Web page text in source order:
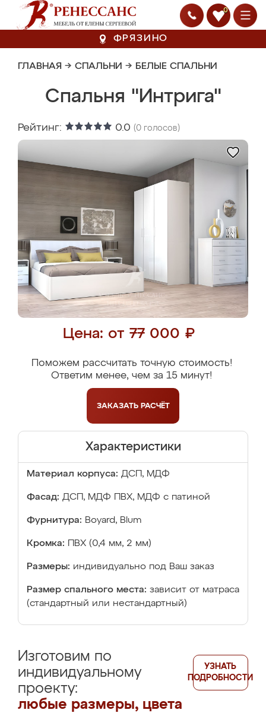
0
ФРЯЗИНО
ГЛАВНАЯ → СПАЛЬНИ → БЕЛЫЕ СПАЛЬНИ
Спальня "Интрига"
Рейтинг: 0.0 (0 голосов)
Цена: от 77 000 ₽
Поможем рассчитать точную стоимость!
Ответим менее, чем за 15 минут!
ЗАКАЗАТЬ РАСЧЁТ
Характеристики
Материал корпуса: ДСП, МДФ
Фасад: ДСП, МДФ ПВХ, МДФ с патиной
Фурнитура: Boyard, Blum
Кромка: ПВХ (0,4 мм, 2 мм)
Размеры: индивидуально под Ваш заказ
Размер спального места: зависит от матраса
(стандартный или нестандартный)
Изготовим по
индивидуальному
проекту:
любые размеры, цвета
УЗНАТЬ
ПОДРОБНОСТИ